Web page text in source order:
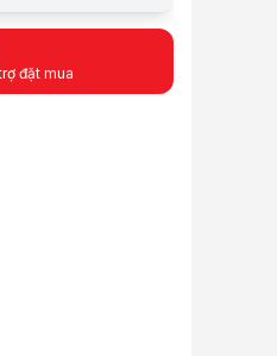
Banco Namdai
đặt mua